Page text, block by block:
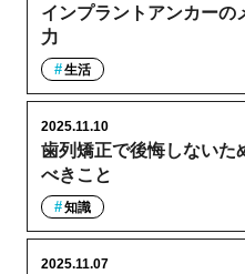
インプラントアンカーの
力
生活
歯列矯正で後悔しないた
べきこと
2025.11.10
知識
2025.11.07